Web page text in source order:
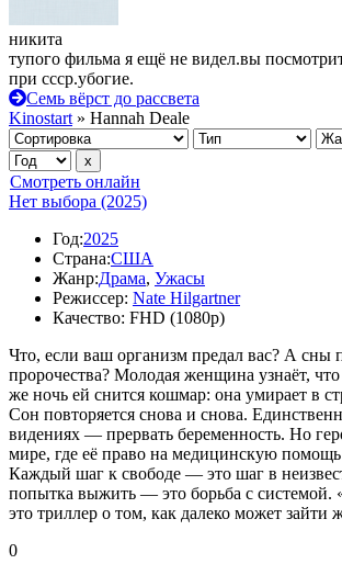
никита
тупого фильма я ещё не видел.вы
при ссср.убогие.
Семь вёрст до рассвета
Kinostart » Hannah Deale
Смотреть онлайн
Нет выбора (2025)
Год:2025
Страна:США
Жанр:Драма, Ужасы
Режиссер: Nate Hilgartner
Качество: FHD (1080p)
Что, если ваш организм предал вас? А сны
пророчества? Молодая женщина узнаёт,
же ночь ей снится кошмар: она умирает в
Сон повторяется снова и снова.
видениях — прервать беременность. Но
мире, где её право на медицинскую
Каждый шаг к свободе — это шаг в
попытка выжить — это борьба с
это триллер о том, как далеко может
0